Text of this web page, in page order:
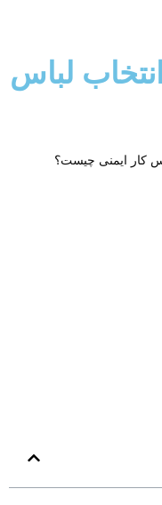
لباس
کار ایمنی چیست؟